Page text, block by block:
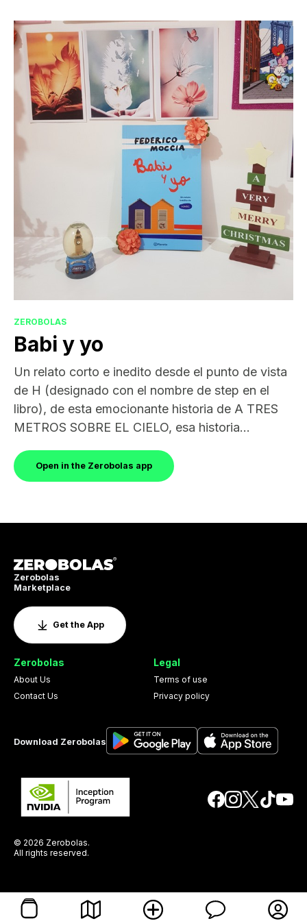
ZEROBOLAS
Babi y yo
Un relato corto e inedito desde el punto de vista
de H (designado con el nombre de step en el
libro), de esta emocionante historia de A TRES
METROS SOBRE EL CIELO, esa historia...
Open in the Zerobolas app
Zerobolas
Marketplace
Get the App
Zerobolas
About Us
Contact Us
Legal
Terms of use
Privacy policy
Download Zerobolas
© 2026 Zerobolas.
All rights reserved.